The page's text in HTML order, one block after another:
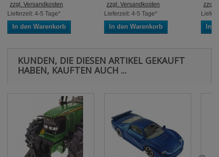
zzgl. Versandkosten
Lieferzeit: 4-5 Tage*
In den Warenkorb
zzgl. Versandkosten
Lieferzeit: 4-5 Tage*
In den Warenkorb
zzgl.
In
KUNDEN, DIE DIESEN ARTIKEL GEKAUFT
HABEN, KAUFTEN AUCH ...